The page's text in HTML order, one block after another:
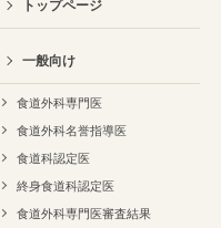
トップページ
一般向け
食道外科専門医
食道外科名誉指導医
食道科認定医
終身食道科認定医
食道外科専門医審査結果